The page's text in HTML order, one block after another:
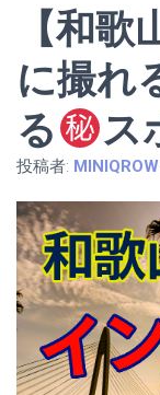
【和
に撮れ
る
ス
投稿者: MINIQROW